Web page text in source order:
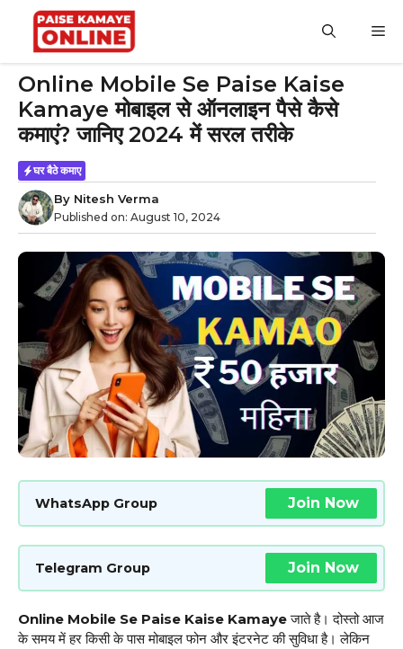
content
Online Mobile Se Paise Kaise
Kamaye मोबाइल से ऑनलाइन पैसे कैसे
कमाएं? जानिए 2024 में सरल तरीके
घर बैठे कमाए
By Nitesh Verma
Published on: August 10, 2024
WhatsApp Group Join Now
Telegram Group Join Now
Online Mobile Se Paise Kaise Kamayeजाते है। दोस्तो आज
के समय में हर किसी के पास मोबाइल फोन और इंटरनेट की सुविधा है। लेकिन